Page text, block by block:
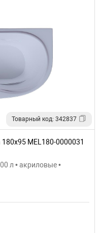
Товарный код: 342837
MEL180-0000031
л • акриловые •